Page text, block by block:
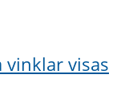
vinklar visas